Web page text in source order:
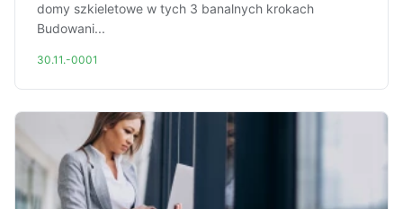
domy szkieletowe w tych 3 banalnych krokach
Budowani...
30.11.-0001